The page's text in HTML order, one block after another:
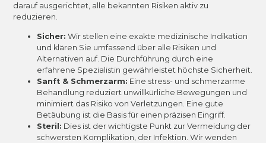
darauf ausgerichtet, alle bekannten Risiken aktiv zu
reduzieren.
Sicher: Wir stellen eine exakte medizinische Indikation
und klären Sie umfassend über alle Risiken und
Alternativen auf. Die Durchführung durch eine
erfahrene Spezialistin gewährleistet höchste Sicherheit.
Sanft & Schmerzarm: Eine stress- und schmerzarme
Behandlung reduziert unwillkürliche Bewegungen und
minimiert das Risiko von Verletzungen. Eine gute
Betäubung ist die Basis für einen präzisen Eingriff.
Steril: Dies ist der wichtigste Punkt zur Vermeidung der
schwersten Komplikation, der Infektion. Wir wenden